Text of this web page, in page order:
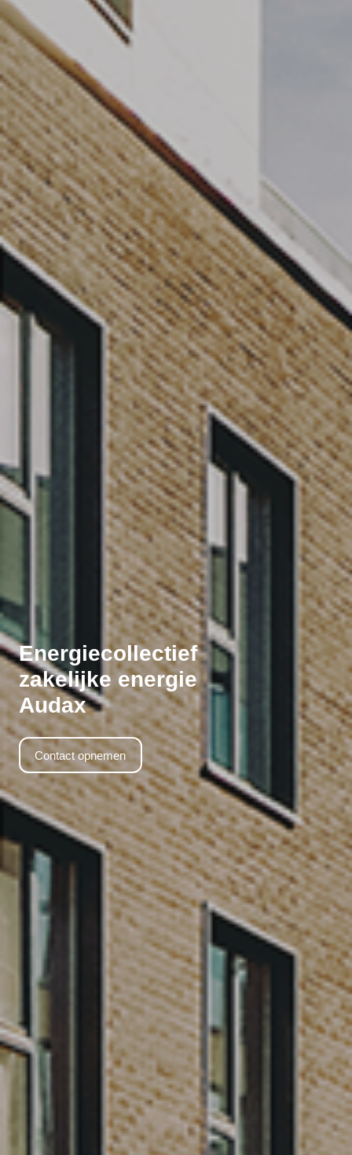
Energiecollectief
zakelijke energie
Audax
Contact opnemen